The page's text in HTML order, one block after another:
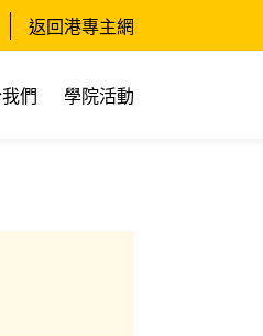
返回港專主網
們 學院活動